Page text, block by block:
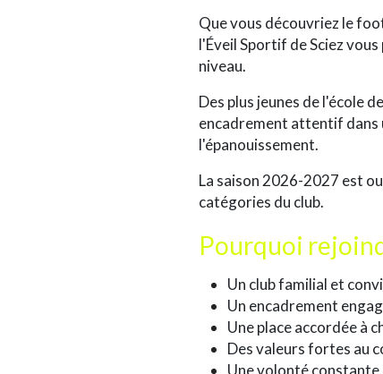
Que vous découvriez le
l'Éveil Sportif de Sciez
niveau.
Des plus jeunes de l'école
encadrement attentif dans
l'épanouissement.
La saison 2026-2027 est
catégories du club.
Pourquoi
Un club familial et
Un encadrement
Une place accordée à
Des valeurs fortes au
Une volonté